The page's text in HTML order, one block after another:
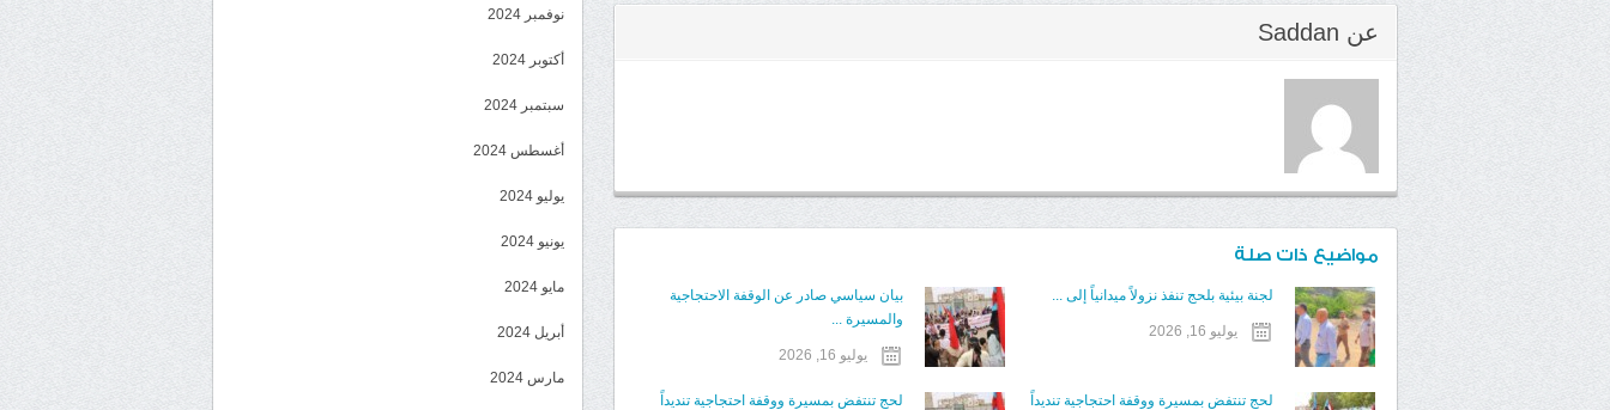
عن Saddan
مواضيع ذات صلة
لجنة بيئية بلحج تنفذ نزولاً ميدانياً إلى ...
يوليو 16, 2026
بيان سياسي صادر عن الوقفة الاحتجاجية
والمسيرة ...
يوليو 16, 2026
لحج تنتفض بمسيرة ووقفة احتجاجية تنديداً
لحج تنتفض بمسيرة ووقفة احتجاجية تنديداً
نوفمبر 2024
أكتوبر 2024
سبتمبر 2024
أغسطس 2024
يوليو 2024
يونيو 2024
مايو 2024
أبريل 2024
مارس 2024